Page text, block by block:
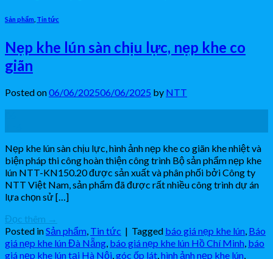
Sản phẩm Tin tức
Nẹp khe lún sàn chịu lực, nẹp khe co
giãn
Posted on06/06/202506/06/2025 by NTT
Nẹp khe lún sàn chịu lực, hình ảnh nẹp khe co giãn khe nhiệt và
biện pháp thi công hoàn thiện công trình Bộ sản phẩm nẹp khe
lún NTT-KN150.20 được sản xuất và phân phối bởi Công ty
NTT Việt Nam, sản phẩm đã được rất nhiều công trình dự án
lựa chọn sử […]
Đọc thêm →
Posted inSản phẩm Tin tức | Tagged báo giá nẹp khe lún Báo
giá nẹp khe lún Đà Nẵng báo giá nẹp khe lún Hồ Chí Minh báo
giá nẹp khe lún tại Hà Nội góc ốp lát hình ảnh nẹp khe lún